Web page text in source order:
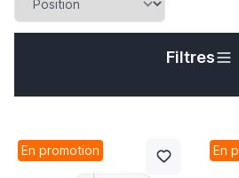
Filtres
En promotion En